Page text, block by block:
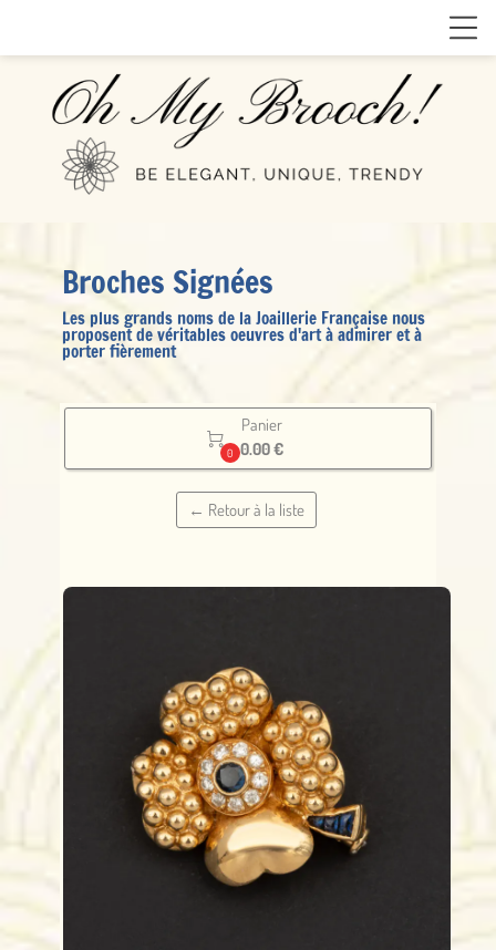
Broches Signées
Les plus grands noms de la Joaillerie Française nous
proposent de véritables oeuvres d'art à admirer et à
porter fièrement

0
Panier
0.00 €
← Retour à la liste